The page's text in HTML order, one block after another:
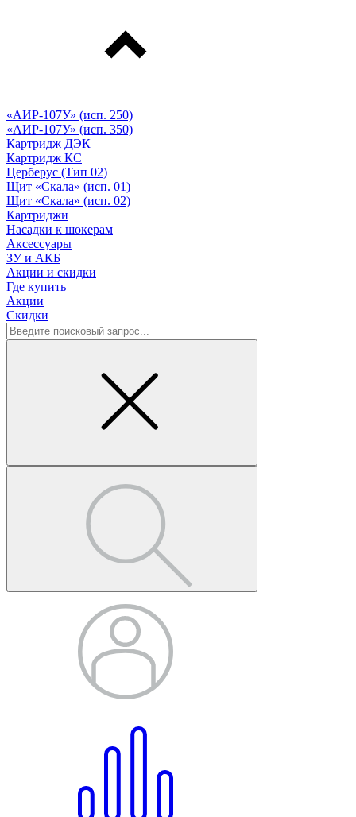
«АИР-107У» (исп. 250)
«АИР-107У» (исп. 350)
Картридж ДЭК
Картридж КС
Церберус (Тип 02)
Щит «Скала» (исп. 01)
Щит «Скала» (исп. 02)
Картриджи
Насадки к шокерам
Аксессуары
ЗУ и АКБ
Акции и скидки
Где купить
Акции
Скидки